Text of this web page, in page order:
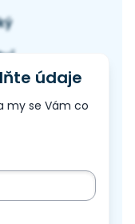
údaje
my se Vám co